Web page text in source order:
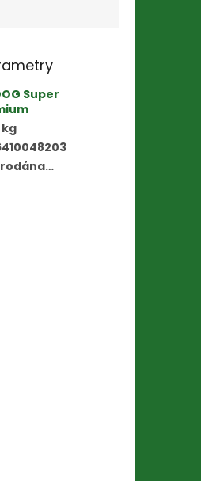
Super
kg